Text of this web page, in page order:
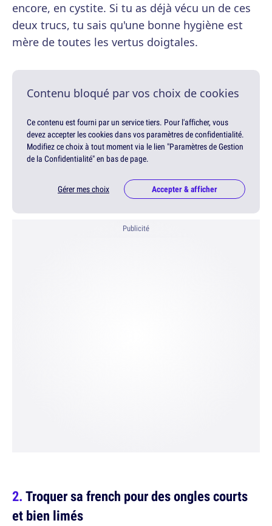
encore, en cystite. Si tu as déjà vécu un de ces
deux trucs, tu sais qu'une bonne hygiène est
mère de toutes les vertus doigtales.
Contenu bloqué par vos choix de cookies
Ce contenu est fourni par un service tiers. Pour l'afficher, vous
devez accepter les cookies dans vos paramètres de confidentialité.
Modifiez ce choix à tout moment via le lien "Paramètres de Gestion
de la Confidentialité" en bas de page.
Gérer mes choix Accepter & afficher
Publicité
Troquer sa french pour des ongles courts
et bien limés